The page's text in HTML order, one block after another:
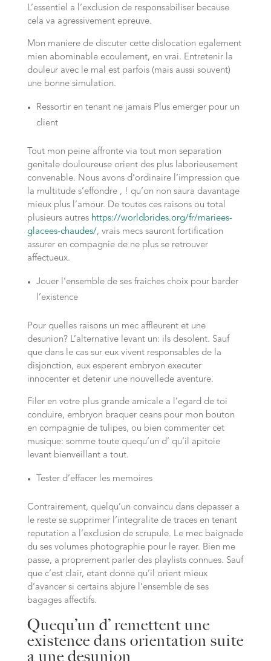
L’essentiel a l’exclusion de responsabiliser because
cela va agressivement epreuve.
Mon maniere de discuter cette dislocation egalement
mien abominable ecoulement, en vrai. Entretenir la
douleur avec le mal est parfois (mais aussi souvent)
une bonne simulation.
Ressortir en tenant ne jamais Plus emerger pour un
client
Tout mon peine affronte via tout mon separation
genitale douloureuse orient des plus laborieusement
convenable. Nous avons d’ordinaire l’impression que
la multitude s’effondre , ! qu’on non saura davantage
mieux plus l’amour. De toutes ces raisons ou total
plusieurs autres https://worldbrides.org/fr/mariees-
glacees-chaudes/, vrais mecs sauront fortification
assurer en compagnie de ne plus se retrouver
affectueux.
Jouer l’ensemble de ses fraiches choix pour barder
l’existence
Pour quelles raisons un mec affleurent et une
desunion? L’alternative levant un: ils desolent. Sauf
que dans le cas sur eux vivent responsables de la
disjonction, eux esperent embryon executer
innocenter et detenir une nouvellede aventure.
Filer en votre plus grande amicale a l’egard de toi
conduire, embryon braquer ceans pour mon bouton
en compagnie de tulipes, ou bien commenter cet
musique: somme toute quequ’un d’ qu’il apitoie
levant bienveillant a tout.
Tester d’effacer les memoires
Contrairement, quelqu’un convaincu dans depasser a
le reste se supprimer l’integralite de traces en tenant
reputation a l’exclusion de scrupule. Le mec baignade
du ses volumes photographie pour le rayer. Bien me
passe, a proprement parler des playlists connues. Sauf
que c’est clair, etant donne qu’il orient mieux
d’avancer si certains abjure l’ensemble de ses
bagages affectifs.
Quequ’un d’ remettent une
existence dans orientation suite
a une desunion